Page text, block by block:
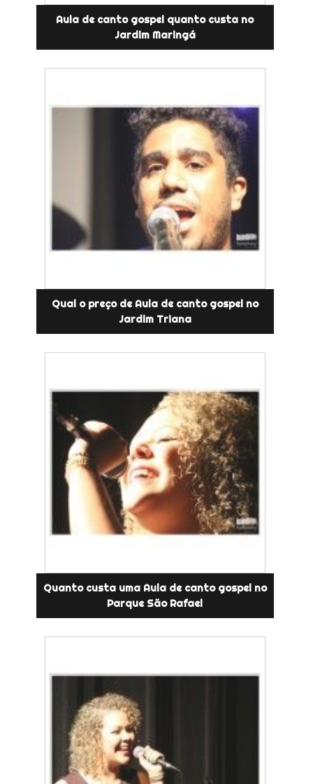
Aula de canto gospel quanto custa no
Jardim Maringá
Qual o preço de Aula de canto gospel no
Jardim Triana
Quanto custa uma Aula de canto gospel no
Parque São Rafael